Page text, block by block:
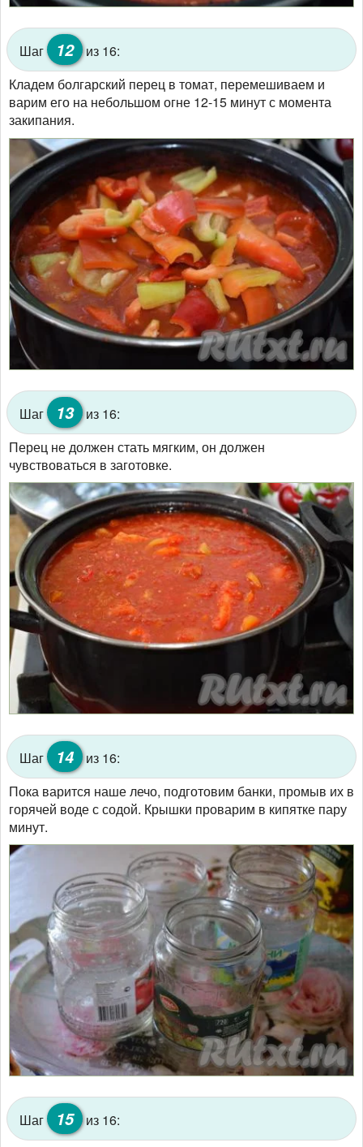
Шаг 12 из 16:
Кладем болгарский перец в томат, перемешиваем и
варим его на небольшом огне 12-15 минут с момента
закипания.
Шаг 13 из 16:
Перец не должен стать мягким, он должен
чувствоваться в заготовке.
Шаг 14 из 16:
Пока варится наше лечо, подготовим банки, промыв их в
горячей воде с содой. Крышки проварим в кипятке пару
минут.
Шаг 15 из 16: